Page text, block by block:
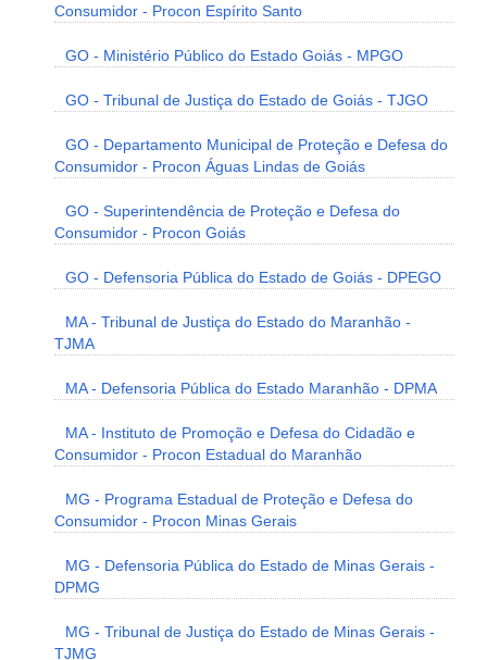
Consumidor - Procon Espírito Santo
GO - Ministério Público do Estado Goiás - MPGO
GO - Tribunal de Justiça do Estado de Goiás - TJGO
GO - Departamento Municipal de Proteção e Defesa do
Consumidor - Procon Águas Lindas de Goiás
GO - Superintendência de Proteção e Defesa do
Consumidor - Procon Goiás
GO - Defensoria Pública do Estado de Goiás - DPEGO
MA - Tribunal de Justiça do Estado do Maranhão -
TJMA
MA - Defensoria Pública do Estado Maranhão - DPMA
MA - Instituto de Promoção e Defesa do Cidadão e
Consumidor - Procon Estadual do Maranhão
MG - Programa Estadual de Proteção e Defesa do
Consumidor - Procon Minas Gerais
MG - Defensoria Pública do Estado de Minas Gerais -
DPMG
MG - Tribunal de Justiça do Estado de Minas Gerais -
TJMG